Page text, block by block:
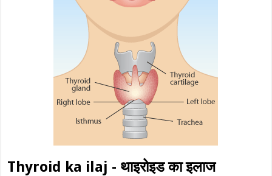
Thyroid ka ilaj - थाइरोइड का इलाज